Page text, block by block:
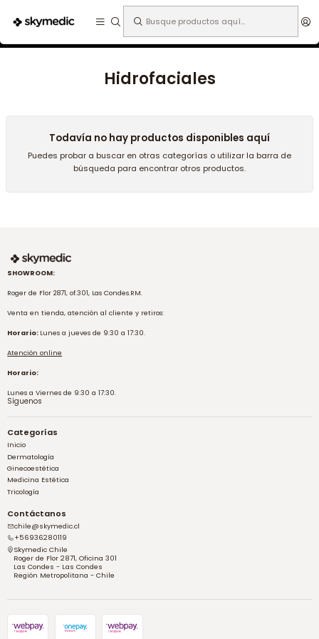
Tecnología Hidrofaciales
Hidrofaciales
Todavía no hay productos disponibles aquí
Puedes probar a buscar en otras categorías o utilizar la barra de
búsqueda para encontrar otros productos.
SHOWROOM:
Roger de Flor 2871, of.301, Las Condes.RM.
Venta en tienda, atención al cliente y retiros:
Horario: Lunes a jueves de 9:30 a 17:30.
Atención online
Horario:
Lunes a Viernes de 9:30 a 17:30.
Síguenos
Categorías
Inicio
Dermatología
Ginecoestética
Medicina Estética
Tricología
Contáctanos
chile@skymedic.cl
+56936280119
Skymedic Chile
Roger de Flor 2871, Oficina 301
Las Condes - Las Condes
Región Metropolitana - Chile